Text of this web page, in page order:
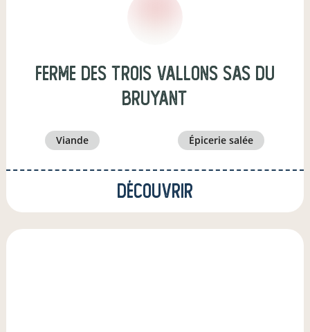
FERME DES TROIS VALLONS SAS du
bruyant
viande épicerie salée
Découvrir